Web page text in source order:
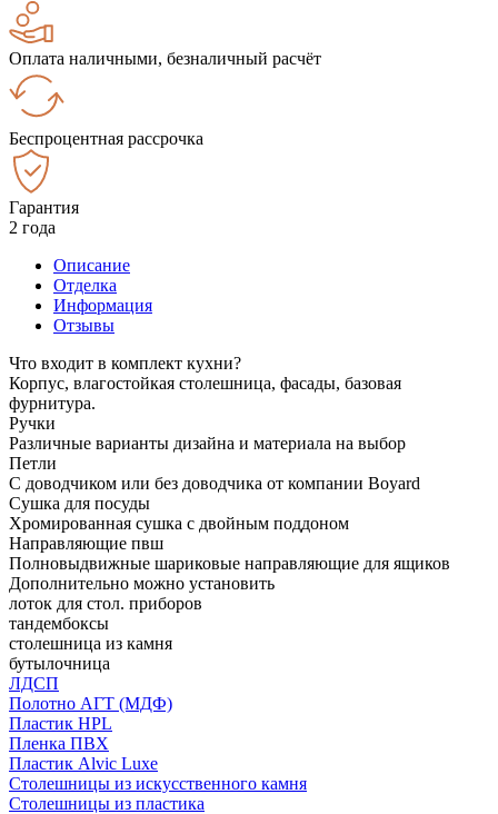
Оплата наличными, безналичный расчёт
Беспроцентная рассрочка
Гарантия
2 года
Описание
Отделка
Информация
Отзывы
Что входит в комплект кухни?
Корпус, влагостойкая столешница, фасады, базовая
фурнитура.
Ручки
Различные варианты дизайна и материала на выбор
Петли
С доводчиком или без доводчика от компании Boyard
Сушка для посуды
Хромированная сушка с двойным поддоном
Направляющие пвш
Полновыдвижные шариковые направляющие для ящиков
Дополнительно можно установить
лоток для стол. приборов
тандембоксы
столешница из камня
бутылочница
ЛДСП
Полотно АГТ (МДФ)
Пластик HPL
Пленка ПВХ
Пластик Alvic Luxe
Столешницы из искусственного камня
Столешницы из пластика